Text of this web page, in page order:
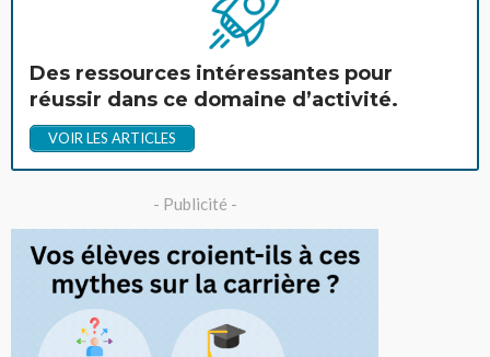
Des ressources intéressantes pour
réussir dans ce domaine d’activité.
VOIR LES ARTICLES
- Publicité -